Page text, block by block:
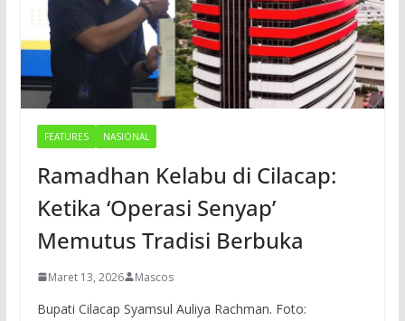
FEATURES NASIONAL
Ramadhan Kelabu di Cilacap:
Ketika ‘Operasi Senyap’
Memutus Tradisi Berbuka
Maret 13, 2026 Mascos
Bupati Cilacap Syamsul Auliya Rachman. Foto: